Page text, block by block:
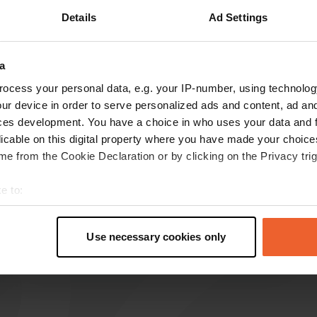
Details Ad Settings
your personal data, e.g. your IP-number, using
device in order to serve personalized ads and content, ad
development. You have a choice in who uses your data and
on this digital property where you have made your
from the Cookie Declaration or by clicking on the Privacy
to:
geographical location which can be accurate to within
personal data is processed and set your preferences in the
Use necessary cookies only
de reviews
f f.a.m.jacobs@gmail.com
aug. 2025
terras, behulpzame eigenaren en mooie plekken
tussen de bomen. Klein puntje van kritiek zijn de
zanderige plekken.